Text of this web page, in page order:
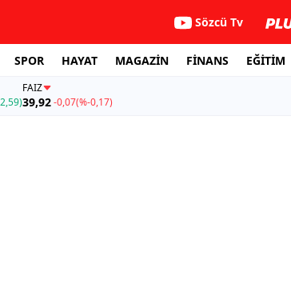
Sözcü Tv
SPOR HAYAT MAGAZİN FİNANS EĞİTİM
FAİZ
39,92-0,07(%-0,17)